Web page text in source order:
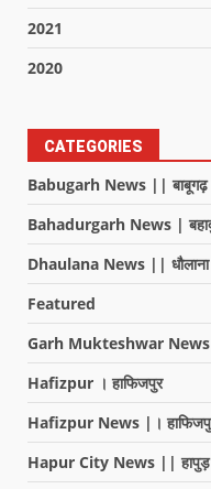
2021
2020
CATEGORIES
Babugarh News || बाबूगढ़
Bahadurgarh News |
Dhaulana News || धौलाना
Featured
Garh Mukteshwar News
Hafizpur । हाफिजपुर
Hafizpur News |।
Hapur City News || हापुड़